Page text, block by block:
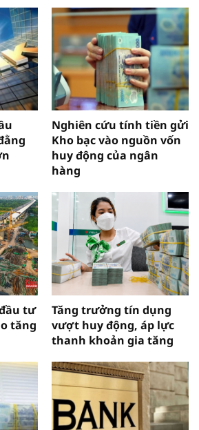
Nghiên cứu tính tiền gửi
Kho bạc vào nguồn vốn
huy động của ngân
hàng
tư
tăng
Tăng trưởng tín dụng
vượt huy động, áp lực
thanh khoản gia tăng